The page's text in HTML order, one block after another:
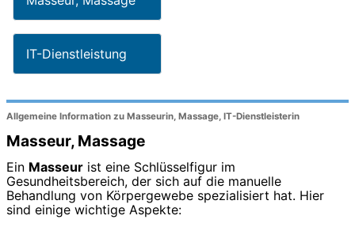
IT-Dienstleistung
Allgemeine Information zu Masseurin, Massage, IT-Dienstleisterin
Masseur, Massage
Ein Masseur ist eine Schlüsselfigur im
Gesundheitsbereich, der sich auf die manuelle
Behandlung von Körpergewebe spezialisiert hat. Hier
sind einige wichtige Aspekte: